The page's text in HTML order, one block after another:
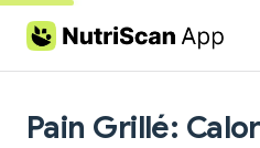
Skip to content
Pain Grillé: